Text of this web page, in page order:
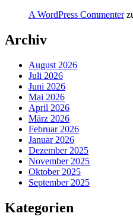
A WordPress Commenter
Archiv
August 2026
Juli 2026
Juni 2026
Mai 2026
April 2026
März 2026
Februar 2026
Januar 2026
Dezember 2025
November 2025
Oktober 2025
September 2025
Kategorien